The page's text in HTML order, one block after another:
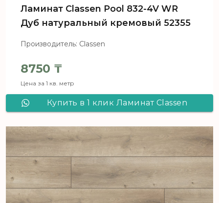
Ламинат Сlassen Pool 832-4V WR
Дуб натуральный кремовый 52355
Производитель: Classen
8750 ₸
Цена за 1 кв. метр
Купить в 1 клик Ламинат Сlassen
кремовый 52355